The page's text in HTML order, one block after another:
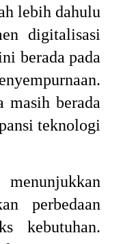
lebih dahulu
digitalisasi
berada pada
masih berada
teknologi
perbedaan
kebutuhan.